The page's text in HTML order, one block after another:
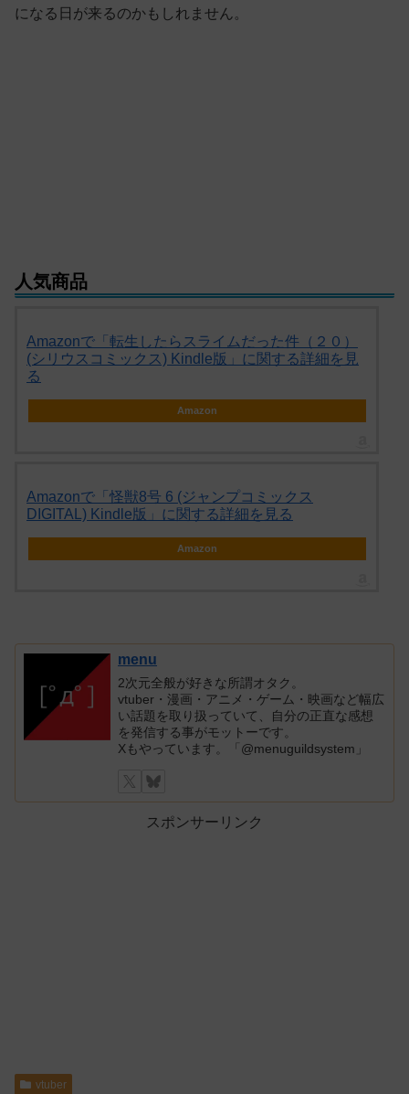
になる日が来るのかもしれません。
人気商品
Amazonで「転生したらスライムだった件（２０）
(シリウスコミックス) Kindle版」に関する詳細を見
る
Amazon
Amazonで「怪獣8号 6 (ジャンプコミックス
DIGITAL) Kindle版」に関する詳細を見る
Amazon
menu
2次元全般が好きな所謂オタク。
vtuber・漫画・アニメ・ゲーム・映画など幅広
い話題を取り扱っていて、自分の正直な感想
を発信する事がモットーです。
Xもやっています。「@menuguildsystem」
スポンサーリンク
vtuber